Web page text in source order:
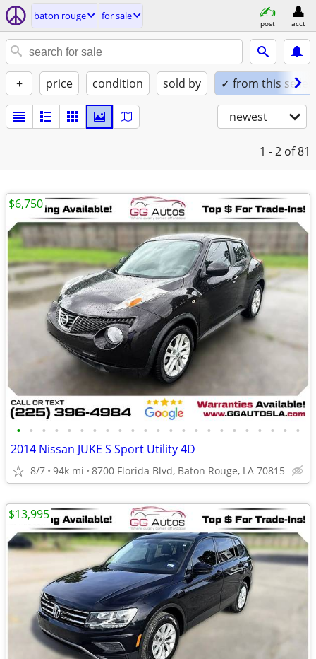
baton rouge for sale
post acct
+ price condition sold by ✓ from this seller
newest
1 - 2 of 81
• • • • • • • • • • • • • • • • • • • • • • •
2014 Nissan JUKE S Sport Utility 4D
8/7 94k mi 8700 Florida Blvd, Baton Rouge, LA 70815
$6,750
$13,995